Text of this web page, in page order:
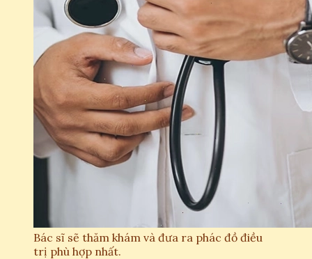
Bác sĩ sẽ thăm khám và đưa ra phác đồ điều
trị phù hợp nhất.